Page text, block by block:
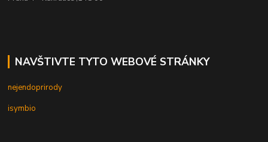
NAVŠTIVTE TYTO WEBOVÉ STRÁNKY
nejendoprirody
isymbio